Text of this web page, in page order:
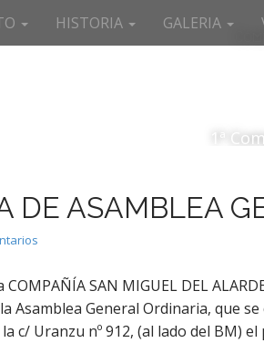
HISTORIA GALERIA
1ª
DE ASAMBLEA
SAN MIGUEL DEL
Asamblea General Ordinaria, que
la c/ Uranzu nº 912, (al lado del BM)